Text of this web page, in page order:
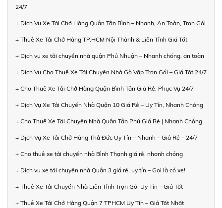
24/7
+ Dịch Vụ Xe Tải Chở Hàng Quận Tân Bình – Nhanh, An Toàn, Trọn Gói
+ Thuê Xe Tải Chở Hàng TP.HCM Nội Thành & Liên Tỉnh Giá Tốt
+ Dịch vụ xe tải chuyển nhà quận Phú Nhuận – Nhanh chóng, an toàn
+ Dịch Vụ Cho Thuê Xe Tải Chuyển Nhà Gò Vấp Trọn Gói – Giá Tốt 24/7
+ Cho Thuê Xe Tải Chở Hàng Quận Bình Tân Giá Rẻ, Phục Vụ 24/7
+ Dịch Vụ Xe Tải Chuyển Nhà Quận 10 Giá Rẻ – Uy Tín, Nhanh Chóng
+ Cho Thuê Xe Tải Chuyển Nhà Quận Tân Phú Giá Rẻ | Nhanh Chóng
+ Dịch Vụ Xe Tải Chở Hàng Thủ Đức Uy Tín – Nhanh – Giá Rẻ – 24/7
+ Cho thuê xe tải chuyển nhà Bình Thạnh giá rẻ, nhanh chóng
+ Dịch vụ xe tải chuyển nhà Quận 3 giá rẻ, uy tín – Gọi là có xe!
+ Thuê Xe Tải Chuyển Nhà Liên Tỉnh Trọn Gói Uy Tín – Giá Tốt
+ Thuê Xe Tải Chở Hàng Quận 7 TPHCM Uy Tín – Giá Tốt Nhất